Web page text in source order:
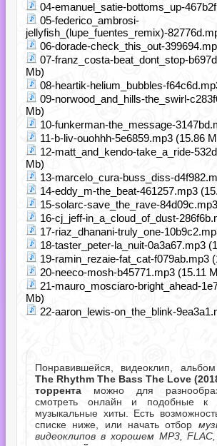
04-emanuel_satie-bottoms_up-
05-federico_ambrosi-
jellyfish_(lupe_fuentes_remix)-
06-dorade-check_this_out-
07-franz_costa-beat_dont_stop-
Mb)
08-heartik-helium_bubbles-
09-norwood_and_hills-the_swirl-
Mb)
10-funkerman-the_message-
11-b-liv-ouohhh-5e6859.mp3 (15.86
12-matt_and_kendo-take_a_ride-
Mb)
13-marcelo_cura-buss_diss-
14-eddy_m-the_beat-461257.mp3
15-solarc-save_the_rave-
16-cj_jeff-in_a_cloud_of_dust-
17-riaz_dhanani-truly_one-
18-taster_peter-la_nuit-0a3a67.mp3
19-ramin_rezaie-fat_cat-f079ab.mp3
20-neeco-mosh-b45771.mp3 (15.11
21-mauro_mosciaro-bright_ahead-
Mb)
22-aaron_lewis-on_the_blink-
Понравившейся, видеоклип,
The Rhythm The Bass The Love
торрента можно для
смотреть онлайн и подобные к
музыкальные хиты. Есть
списке ниже, или начать отбор
видеоклипов в хорошем MP3,